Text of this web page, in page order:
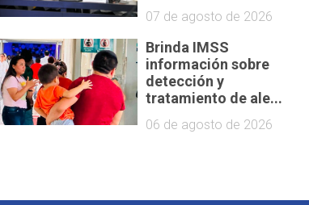
07 de agosto de 2026
Brinda IMSS
información sobre
detección y
tratamiento de ale...
06 de agosto de 2026